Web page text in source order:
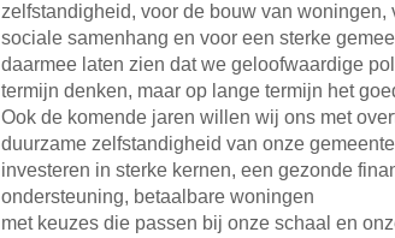
zelfstandigheid, voor de bouw van
sociale samenhang en voor een sterke
daarmee laten zien dat we geloofwaardige
termijn denken, maar op lange termijn het
Ook de komende jaren willen wij ons met
duurzame zelfstandigheid van onze
investeren in sterke kernen, een gezonde
ondersteuning, betaalbare woningen
met keuzes die passen bij onze schaal en